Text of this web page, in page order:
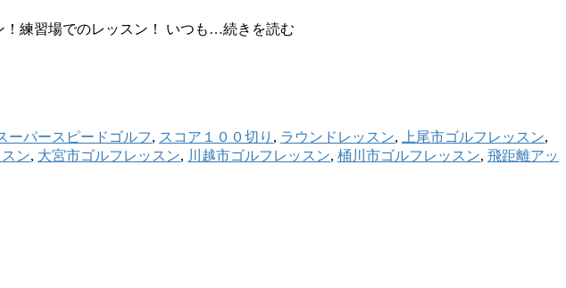
！練習場でのレッスン！ いつも…続きを読む
ーパースピードゴルフ, スコア１００切り , ラウンドレッスン, 上尾市ゴルフレッスン,
ン, 大宮市ゴルフレッスン, 川越市ゴルフレッスン, 桶川市ゴルフレッスン, 飛距離アッ